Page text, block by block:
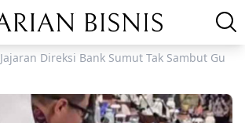
Jajaran Direksi Bank Sumut Tak Sambut